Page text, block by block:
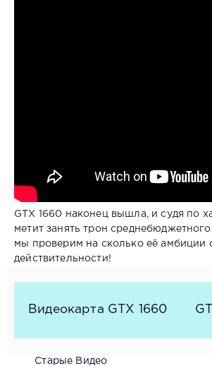
GTX 1660 наконец вышла, и судя по
метит занять трон
мы проверим на сколько её амбиции
действительности!
Видеокарта GTX 1660
Старые Видео